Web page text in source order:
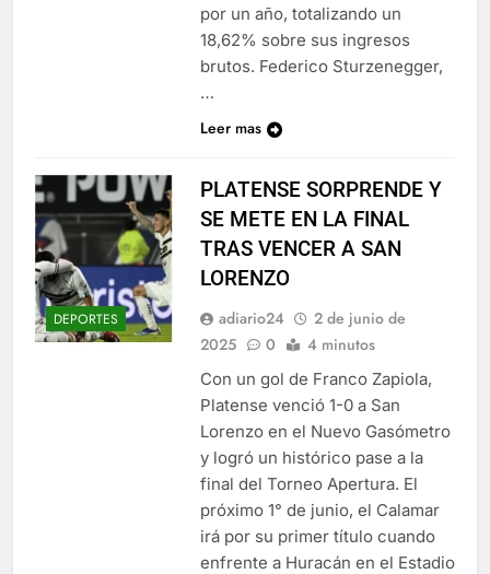
por un año, totalizando un
18,62% sobre sus ingresos
brutos. Federico Sturzenegger,
…
Leer mas
DEPORTES
PLATENSE SORPRENDE Y
SE METE EN LA FINAL
TRAS VENCER A SAN
LORENZO
adiario24
2 de junio de
2025
0 4 minutos
Con un gol de Franco Zapiola,
Platense venció 1-0 a San
Lorenzo en el Nuevo Gasómetro
y logró un histórico pase a la
final del Torneo Apertura. El
próximo 1° de junio, el Calamar
irá por su primer título cuando
enfrente a Huracán en el Estadio